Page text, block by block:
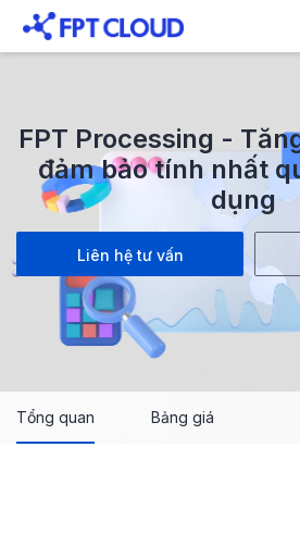
FPT Processing -
đảm bảo tính nhất
dụng
Liên hệ tư vấn
Tổng quan Bảng giá